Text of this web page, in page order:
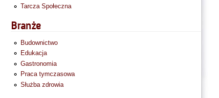
Tarcza Społeczna
Branże
Budownictwo
Edukacja
Gastronomia
Praca tymczasowa
Służba zdrowia